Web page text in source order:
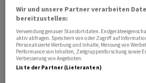
des Fed, so die CS. Dadurch hätten
Konjunktursorgen verstärkt. Dies
China ein weiterer grosser
angeschlagen sei, meint ein Händler.
Wir und unsere Partner verarbeiten
bereitzustellen:
Verwendung genauer Standortdaten.
aktiv abfragen. Speichern von oder Zugriff auf
Personalisierte Werbung und Inhalte, Messung von
Performance von Inhalten, Zielgruppenforschung sowie
Verbesserung von Angeboten.
Liste der Partner (Lieferanten)